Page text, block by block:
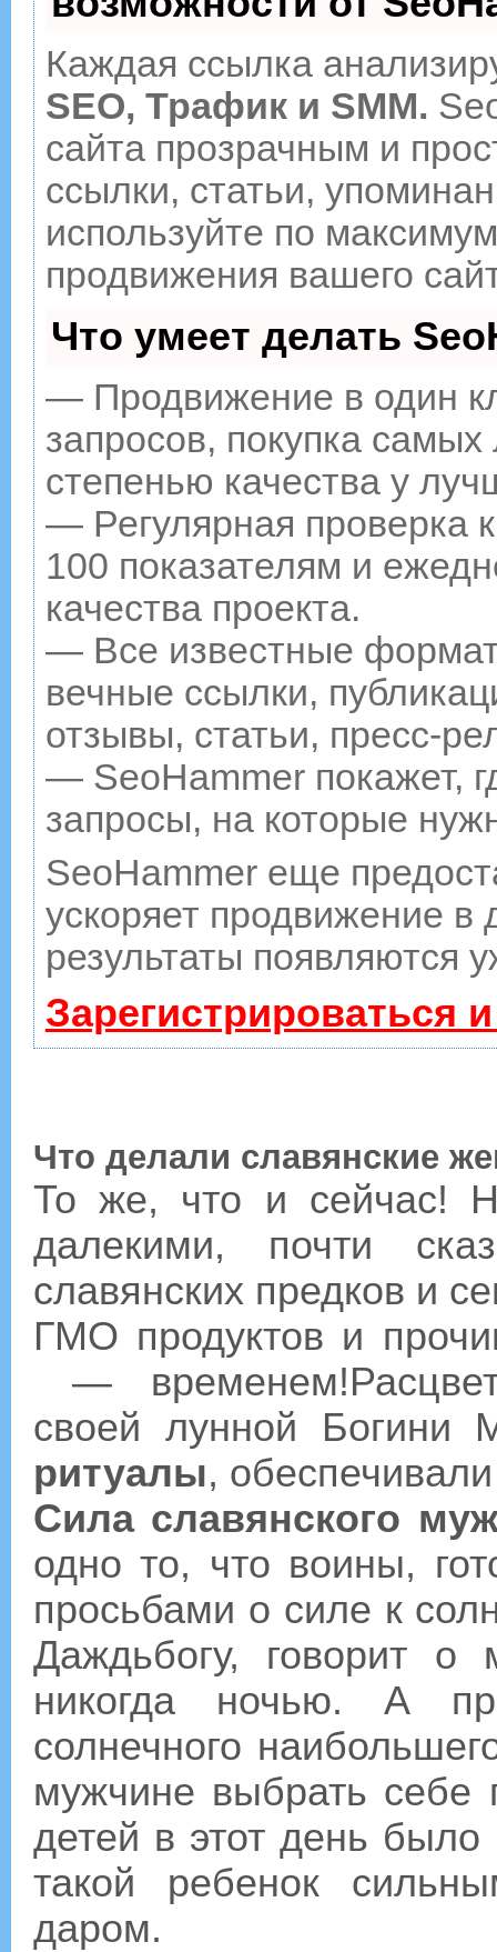
Каждая ссылка
SEO, Трафик и SMM.
сайта прозрачным и
ссылки, статьи,
используйте по
продвижения вашего
Что умеет делать
— Продвижение в один
запросов, покупка
степенью качества у
— Регулярная проверка
100 показателям и
качества проекта.
— Все известные
вечные ссылки,
отзывы, статьи, пресс-
— SeoHammer покажет,
запросы, на которые
SeoHammer еще
ускоряет продвижение в
результаты появляются
Зарегистрироваться
Что делали славянские
То же, что и сейчас!
далекими, почти
славянских предков и
ГМО продуктов и
—
своей лунной
ритуалы,
Сила славянского
одно то, что воины,
просьбами о силе к
Даждьбогу, говорит
никогда ночью. А
солнечного
мужчине выбрать
детей в этот день было
такой ребенок
даром.